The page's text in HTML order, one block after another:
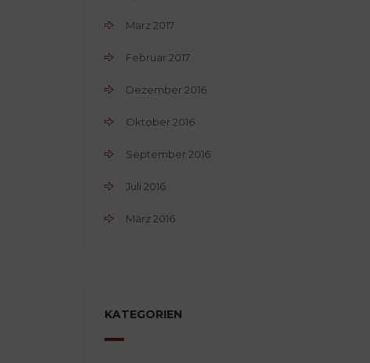
März 2017
Februar 2017
Dezember 2016
Oktober 2016
September 2016
Juli 2016
März 2016
KATEGORIEN